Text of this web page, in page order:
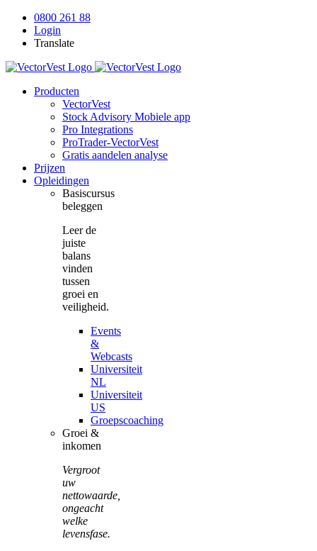
Skip
content
0800 261 88
Login
Translate
Producten
VectorVest
Stock Advisory Mobiele app
Pro Integrations
ProTrader-VectorVest
Gratis aandelen analyse
Prijzen
Opleidingen
Basiscursus
beleggen
Leer de
juiste
balans
vinden
tussen
groei en
veiligheid.
Events
&
Webcasts
Universiteit
NL
Universiteit
US
Groepscoaching
Groei &
inkomen
Vergroot
uw
nettowaarde,
ongeacht
welke
levensfase.